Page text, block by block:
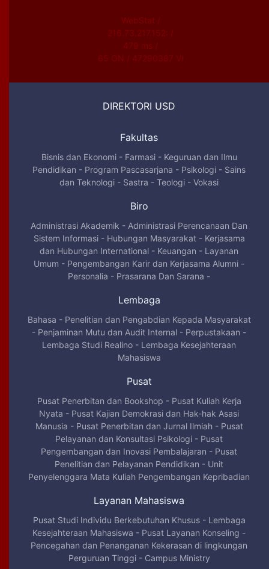
WebStat /
216.73.217.152: /
479 ms /
65 ON / 47290387 VI
DIREKTORI USD
Fakultas
Bisnis dan Ekonomi- Farmasi- Keguruan dan Ilmu
Pendidikan - Program Pascasarjana - Psikologi - Sains
dan Teknologi - Sastra - Teologi - Vokasi
Biro
Administrasi Akademik - Administrasi Perencanaan Dan
Sistem Informasi- Hubungan Masyarakat- Kerjasama
dan Hubungan International - Keuangan - Layanan
Umum - Pengembangan Karir dan Kerjasama Alumni -
Personalia - Prasarana Dan Sarana -
Lembaga
Bahasa - Penelitian dan Pengabdian Kepada Masyarakat
- Penjaminan Mutu dan Audit Internal - Perpustakaan -
Lembaga Studi Realino - Lembaga Kesejahteraan
Mahasiswa
Pusat
Pusat Penerbitan dan Bookshop - Pusat Kuliah Kerja
Nyata - Pusat Kajian Demokrasi dan Hak-hak Asasi
Manusia - Pusat Penerbitan dan Jurnal Ilmiah - Pusat
Pelayanan dan Konsultasi Psikologi - Pusat
Pengembangan dan Inovasi Pembalajaran - Pusat
Penelitian dan Pelayanan Pendidikan - Unit
Penyelenggara Mata Kuliah Pengembangan Kepribadian
Layanan Mahasiswa
Pusat Studi Individu Berkebutuhan Khusus- Lembaga
Kesejahteraan Mahasiswa - Pusat Layanan Konseling -
Pencegahan dan Penanganan Kekerasan di lingkungan
Perguruan Tinggi- Campus Ministry